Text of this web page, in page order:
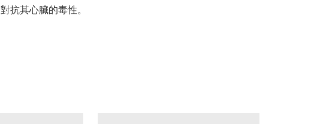
對抗其心臟的毒性。